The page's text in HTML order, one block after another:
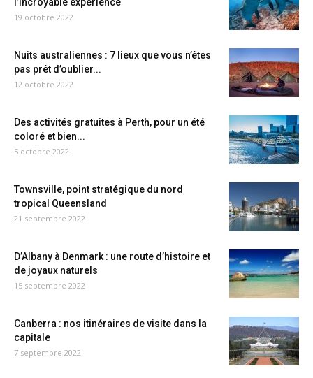
19 octobre 2022
Nuits australiennes : 7 lieux que vous n’êtes
pas prêt d’oublier...
12 octobre 2022
Des activités gratuites à Perth, pour un été
coloré et bien...
5 octobre 2022
Townsville, point stratégique du nord
tropical Queensland
21 septembre 2022
D’Albany à Denmark : une route d’histoire et
de joyaux naturels
15 septembre 2022
Canberra : nos itinéraires de visite dans la
capitale
7 septembre 2022